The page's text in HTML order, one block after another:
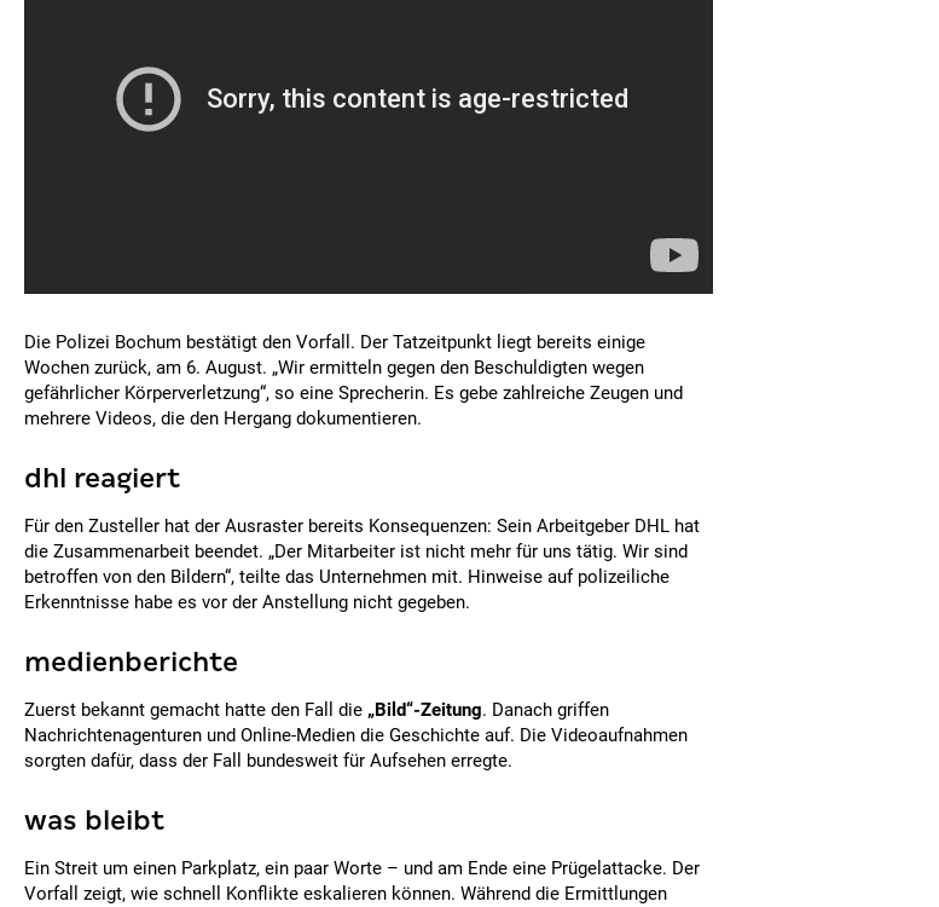
Die Polizei Bochum bestätigt den Vorfall. Der Tatzeitpunkt liegt bereits einige
Wochen zurück, am 6. August. „Wir ermitteln gegen den Beschuldigten wegen
gefährlicher Körperverletzung“, so eine Sprecherin. Es gebe zahlreiche Zeugen und
mehrere Videos, die den Hergang dokumentieren.
dhl reagiert
Für den Zusteller hat der Ausraster bereits Konsequenzen: Sein Arbeitgeber DHL hat
die Zusammenarbeit beendet. „Der Mitarbeiter ist nicht mehr für uns tätig. Wir sind
betroffen von den Bildern“, teilte das Unternehmen mit. Hinweise auf polizeiliche
Erkenntnisse habe es vor der Anstellung nicht gegeben.
medienberichte
Zuerst bekannt gemacht hatte den Fall die „Bild“-Zeitung. Danach griffen
Nachrichtenagenturen und Online-Medien die Geschichte auf. Die Videoaufnahmen
sorgten dafür, dass der Fall bundesweit für Aufsehen erregte.
was bleibt
Ein Streit um einen Parkplatz, ein paar Worte – und am Ende eine Prügelattacke. Der
Vorfall zeigt, wie schnell Konflikte eskalieren können. Während die Ermittlungen